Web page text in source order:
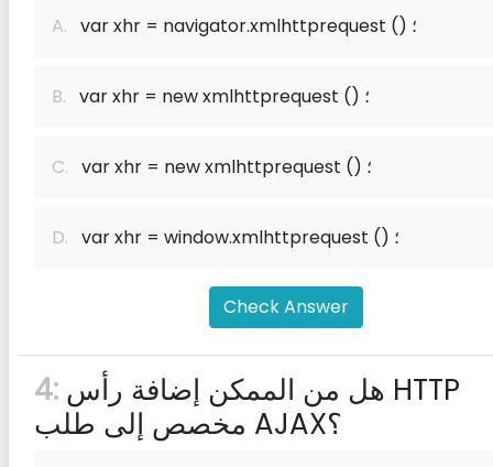
A. var xhr = navigator.xmlhttprequest () ؛
B. var xhr = new xmlhttprequest () ؛
C. var xhr = new xmlhttprequest () ؛
D. var xhr = window.xmlhttprequest () ؛
Check Answer
4:
مخصص إلى طلب AJAX؟